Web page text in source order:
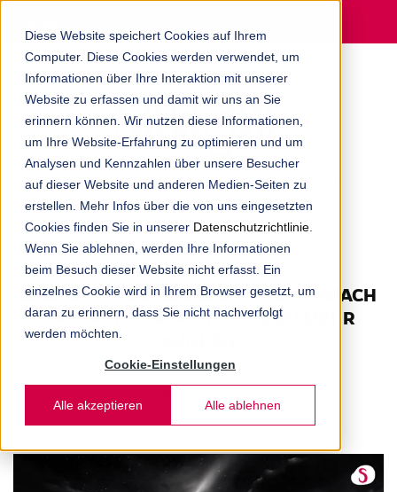
Diese Website speichert Cookies auf Ihrem
Computer. Diese Cookies werden verwendet, um
Informationen über Ihre Interaktion mit unserer
Website zu erfassen und damit wir uns an Sie
erinnern können. Wir nutzen diese Informationen,
um Ihre Website-Erfahrung zu optimieren und um
Analysen und Kennzahlen über unsere Besucher
auf dieser Website und anderen Medien-Seiten zu
erstellen. Mehr Infos über die von uns eingesetzten
Cookies finden Sie in unserer Datenschutzrichtlinie
Wenn Sie ablehnen, werden Ihre Informationen
beim Besuch dieser Website nicht erfasst. Ein
einzelnes Cookie wird in Ihrem Browser gesetzt, um
daran zu erinnern, dass Sie nicht nachverfolgt
werden möchten.
Cookie-Einstellungen
Alle akzeptieren Alle ablehnen
ERFAHREN SIE AUF DEM BLOG ALLES
RUND UM DIE DIGITALAGENTUR AUS
WAS IST INBOUND MARKETING? EINFACH
ERKLÄRT: DER SCHLÜSSEL ZU MEHR
9. NOVEMBER 2023